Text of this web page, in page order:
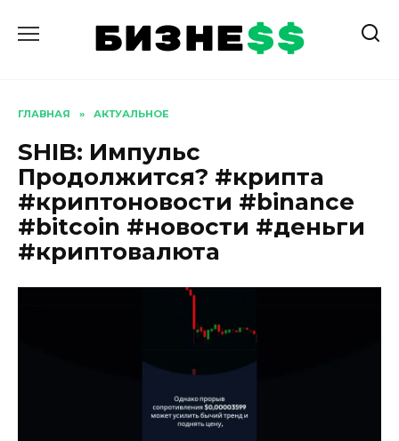
содержанию
ГЛАВНАЯ » АКТУАЛЬНОЕ
SHIB: Импульс
Продолжится? #крипта
#криптоновости #binance
#bitcoin #новости #деньги
#криптовалюта